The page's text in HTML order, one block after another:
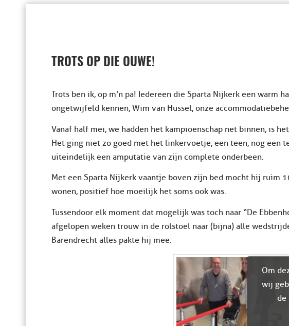
TROTS OP DIE OUWE!
Trots ben ik, op m’n pa! Iedereen die Sparta Nijkerk een warm
ongetwijfeld kennen, Wim van Hussel, onze
Vanaf half mei, we hadden het kampioenschap net binnen, is
Het ging niet zo goed met het linkervoetje, een teen, nog een
uiteindelijk een amputatie van zijn complete onderbeen.
Met een Sparta Nijkerk vaantje boven zijn bed mocht hij ruim
wonen, positief hoe moeilijk het soms ook was.
Tussendoor elk moment dat mogelijk was toch naar “De
afgelopen weken trouw in de rolstoel naar (bijna) alle
Barendrecht alles pakte hij mee.
Om
wij
de